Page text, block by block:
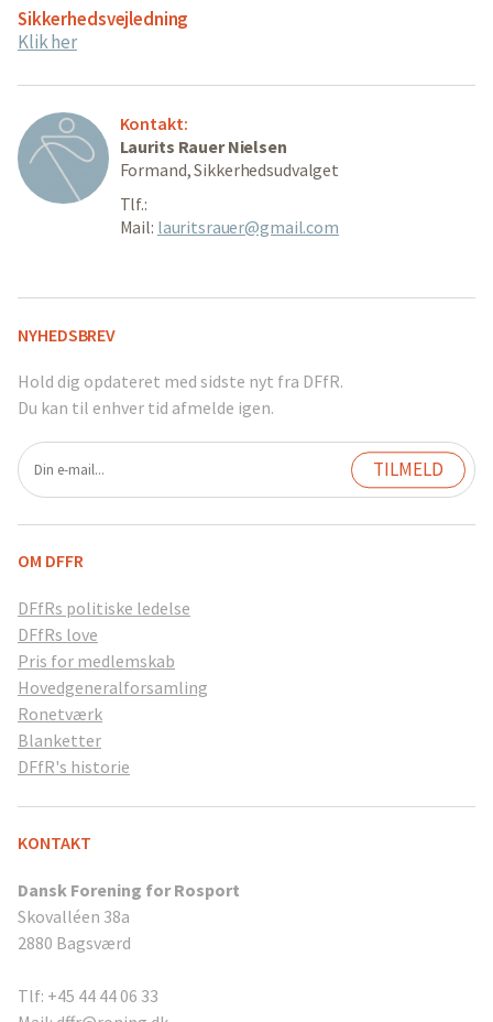
Sikkerhedsvejledning
Klik her
Kontakt:
Laurits Rauer Nielsen
Formand, Sikkerhedsudvalget
Tlf.:
Mail: lauritsrauer@gmail.com
NYHEDSBREV
Hold dig opdateret med sidste nyt fra DFfR.
Du kan til enhver tid afmelde igen.
OM DFFR
DFfRs politiske ledelse
DFfRs love
Pris for medlemskab
Hovedgeneralforsamling
Ronetværk
Blanketter
DFfR's historie
KONTAKT
Dansk Forening for Rosport
Skovalléen 38a
2880 Bagsværd
Tlf: +45 44 44 06 33